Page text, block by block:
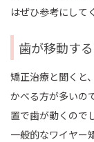
はぜひ参考にして
歯が移動す
矯正治療と聞くと
かべる方が多いの
置で歯が動くので
一般的なワイヤー